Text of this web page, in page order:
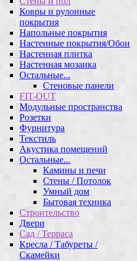
Ковры и рулонные
покрытия
Напольные покрытия
Настенные покрытия/Обои
Настенная плитка
Настенная мозаика
Остальные...
Стеновые панели
FIT-OUT
Модульные пространства
Розетки
Фурнитура
Текстиль
Акустика помещений
Остальные...
Камины и печи
Стены / Потолок
Умный дом
Бытовая техника
Строительство
Двери
Сад / Терраса
Кресла / Табуреты /
Скамейки